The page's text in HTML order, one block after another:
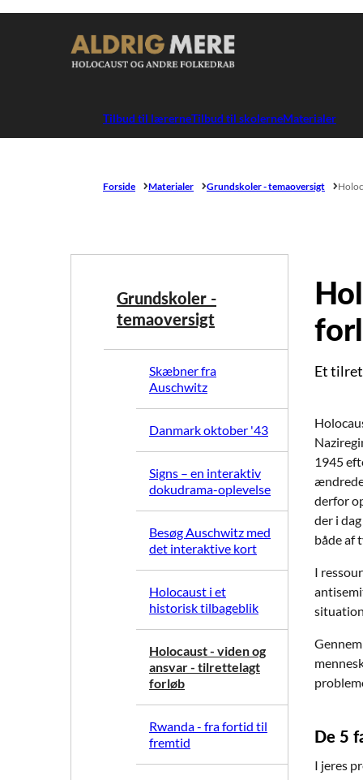
Tilbud til lærerneTilbud til skolerneMaterialer
Forside Materialer Grundskoler - temaoversigt
Grundskoler -
temaoversigt
Skæbner fra
Auschwitz
Danmark oktober '43
Signs – en interaktiv
dokudrama-oplevelse
Besøg Auschwitz med
det interaktive kort
Holocaust i et
historisk tilbageblik
Holocaust - viden og
ansvar - tilrettelagt
forløb
Rwanda - fra fortid til
fremtid
Et
1945
derfor
der i
både af
I
De 5
I jeres